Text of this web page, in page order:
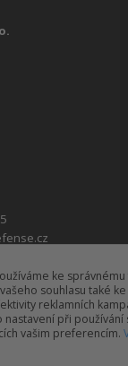
ke
souhlasu také
reklamních
při používání
vašim preferencím.